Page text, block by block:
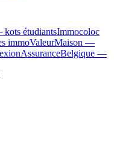
étudiantsImmocoloc
immoValeurMaison —
AssuranceBelgique —